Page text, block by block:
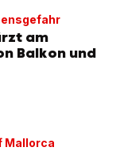
am
Balkon und
Mallorca